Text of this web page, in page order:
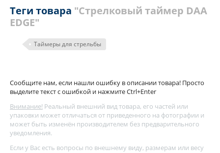
Теги товара "Стрелковый таймер DAA
EDGE"
Таймеры для стрельбы
Сообщите нам, если нашли ошибку в описании товара! Просто
выделите текст с ошибкой и нажмите Ctrl+Enter
Внимание! Реальный внешний вид товара, его частей или
упаковки может отличаться от приведенного на фотографии и
может быть изменён производителем без предварительного
уведомления.
Если у Вас есть вопросы по внешнему виду, размерам или весу